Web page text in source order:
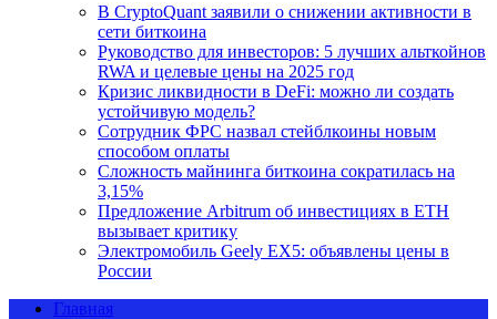
В CryptoQuant заявили о снижении активности в
сети биткоина
Руководство для инвесторов: 5 лучших альткойнов
RWA и целевые цены на 2025 год
Кризис ликвидности в DeFi: можно ли создать
устойчивую модель?
Сотрудник ФРС назвал стейблкоины новым
способом оплаты
Сложность майнинга биткоина сократилась на
3,15%
Предложение Arbitrum об инвестициях в ETH
вызывает критику
Электромобиль Geely EX5: объявлены цены в
России
Главная